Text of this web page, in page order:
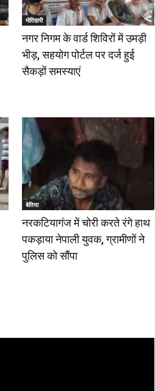
मोतिहारी
नगर निगम के वार्ड शिविरों में उमड़ी
भीड़, सहयोग पोर्टल पर दर्ज हुई
सैकड़ों समस्याएं
बेतिया
नरकटियागंज में चोरी करते रंगे हाथ
पकड़ाया नेपाली युवक, ग्रामीणों ने
पुलिस को सौंपा